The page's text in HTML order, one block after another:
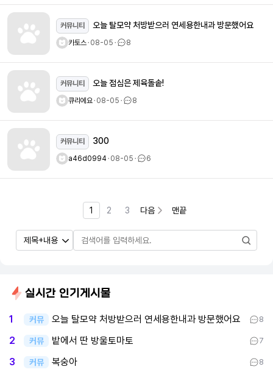
커뮤니티 오늘 탈모약 처방받으러 연세용한내과 방문했어요
카토스ㆍ08-05ㆍ 8
커뮤니티 오늘 점심은 제육돌솥!
큐리에요ㆍ08-05ㆍ 8
커뮤니티 300
a46d0994ㆍ08-05ㆍ 6
1 2 3 다음 맨끝
실시간 인기게시물
1 커뮤 오늘 탈모약 처방받으러 연세용한내과 방문했어요 8
2 커뮤 밭에서 딴 방울토마토 7
3 커뮤 복숭아 8